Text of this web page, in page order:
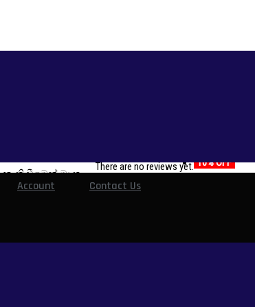
Account Contact Us
වීමෙන් මා තුළ
කිසිදා පිරවිය
මේ අනපේක්‍ෂිත
එකම දෙය
දෙතොලග මෝදු වන
නමුත් ඇය මා
There are no reviews yet. 10% OFF